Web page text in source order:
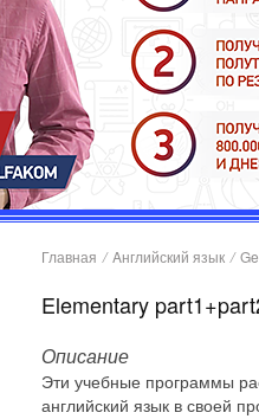
Главная / Aнглийский язык /
Elementary
Описание
Эти учебные программы
английский язык в своей